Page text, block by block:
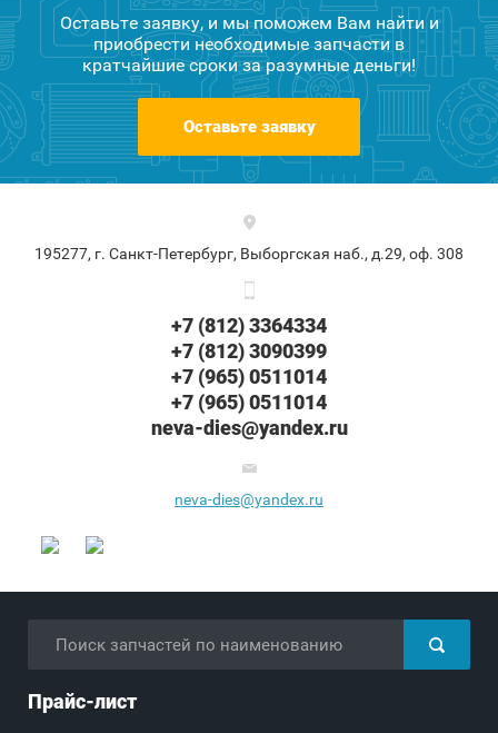
Оставьте заявку, и мы поможем Вам найти и
приобрести необходимые запчасти в
кратчайшие сроки за разумные деньги!
Оставьте заявку
195277, г. Санкт-Петербург, Выборгская наб., д.29, оф. 308
+7 (812) 3364334
+7 (812) 3090399
+7 (965) 0511014
+7 (965) 0511014
neva-dies@yandex.ru
neva-dies@yandex.ru
Прайс-лист